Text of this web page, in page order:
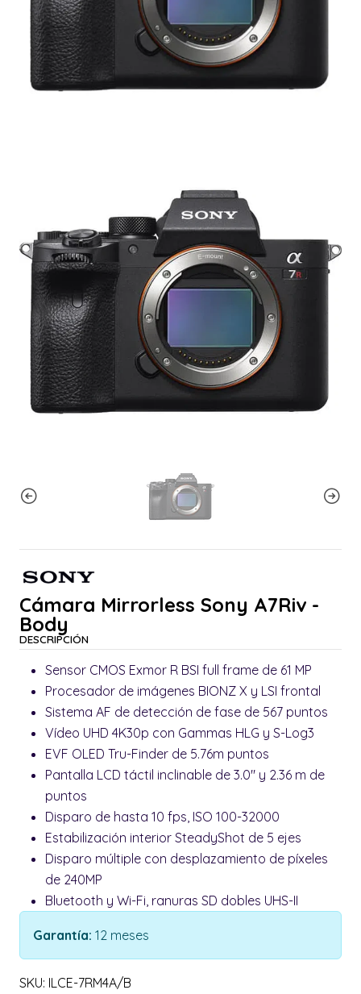
Cámara Mirrorless Sony A7Riv -
Body
DESCRIPCIÓN
Sensor CMOS Exmor R BSI full frame de 61 MP
Procesador de imágenes BIONZ X y LSI frontal
Sistema AF de detección de fase de 567 puntos
Vídeo UHD 4K30p con Gammas HLG y S-Log3
EVF OLED Tru-Finder de 5.76m puntos
Pantalla LCD táctil inclinable de 3.0" y 2.36 m de
puntos
Disparo de hasta 10 fps, ISO 100-32000
Estabilización interior SteadyShot de 5 ejes
Disparo múltiple con desplazamiento de píxeles
de 240MP
Bluetooth y Wi-Fi, ranuras SD dobles UHS-II
Garantía: 12 meses
SKU: ILCE-7RM4A/B